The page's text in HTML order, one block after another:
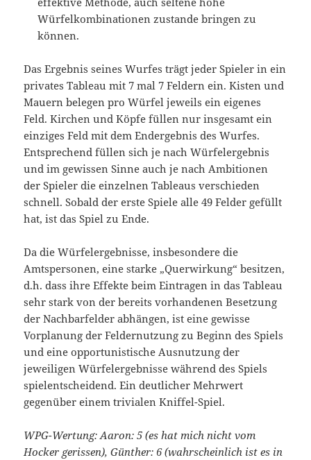
Würfelkombinationen zustande bringen zu
können.
Das Ergebnis seines Wurfes trägt jeder Spieler in ein
privates Tableau mit 7 mal 7 Feldern ein. Kisten und
Mauern belegen pro Würfel jeweils ein eigenes
Feld. Kirchen und Köpfe füllen nur insgesamt ein
einziges Feld mit dem Endergebnis des Wurfes.
Entsprechend füllen sich je nach Würfelergebnis
und im gewissen Sinne auch je nach Ambitionen
der Spieler die einzelnen Tableaus verschieden
schnell. Sobald der erste Spiele alle 49 Felder gefüllt
hat, ist das Spiel zu Ende.
Da die Würfelergebnisse, insbesondere die
Amtspersonen, eine starke „Querwirkung“ besitzen,
d.h. dass ihre Effekte beim Eintragen in das Tableau
sehr stark von der bereits vorhandenen Besetzung
der Nachbarfelder abhängen, ist eine gewisse
Vorplanung der Feldernutzung zu Beginn des Spiels
und eine opportunistische Ausnutzung der
jeweiligen Würfelergebnisse während des Spiels
spielentscheidend. Ein deutlicher Mehrwert
gegenüber einem trivialen Kniffel-Spiel.
WPG-Wertung: Aaron: 5 (es hat mich nicht vom
Hocker gerissen), Günther: 6 (wahrscheinlich ist es in